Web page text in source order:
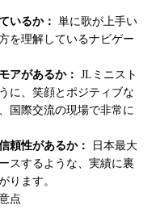
いるか：
単に歌が上手い
を理解しているナビゲー
アがあるか： JLミニスト
に、笑顔とポジティブな
国際交流の現場で非常に
頼性があるか：
日本最大
スするような、実績に裏
ります。
点